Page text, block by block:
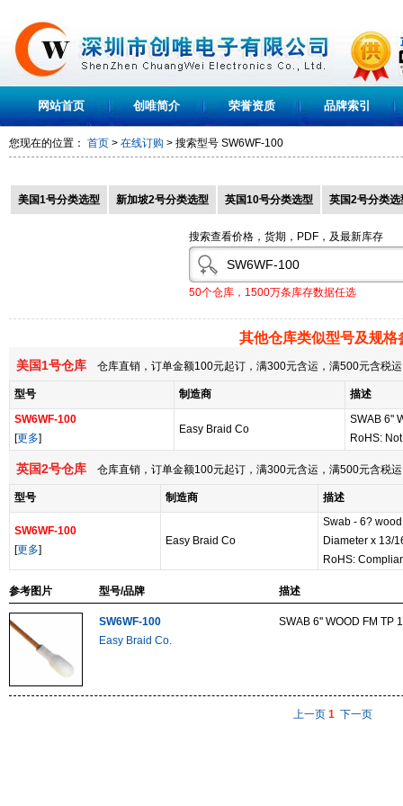
网站首页 创唯简介 荣誉资质 品牌索引
您现在的位置： 首页 > 在线订购 > 搜索型号 SW6WF-100
美国1号分类选型 新加坡2号分类选型 英国10号分类选型 英国2号分类选
搜索查看价格，货期，PDF，及最新库存
50个仓库，1500万条库存数据任选
其他仓库类似型号及规格
美国1号仓库 仓库直销，订单金额100元起订，满300元含运，满500元含税
型号 制造商
描述
SW6WF-100
[更多]
Easy Braid Co
SWAB 6"
RoHS:
英国2号仓库 仓库直销，订单金额100元起订，满300元含运，满500元含税
型号 制造商 描述
SW6WF-100
[更多]
Easy Braid Co
Swab - 6?
Diameter x 13/
RoHS:
参考图片 型号/品牌 描述
SW6WF-100
Easy Braid Co.
SWAB 6'' WOOD FM TP
上一页 1 下一页